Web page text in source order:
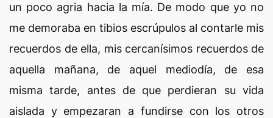
un poco agria hacia la mía. De modo que yo no
me demoraba en tibios escrúpulos al contarle mis
recuerdos de ella, mis cercanísimos recuerdos de
aquella mañana, de aquel mediodía, de esa
misma tarde, antes de que perdieran su vida
aislada y empezaran a fundirse con los otros